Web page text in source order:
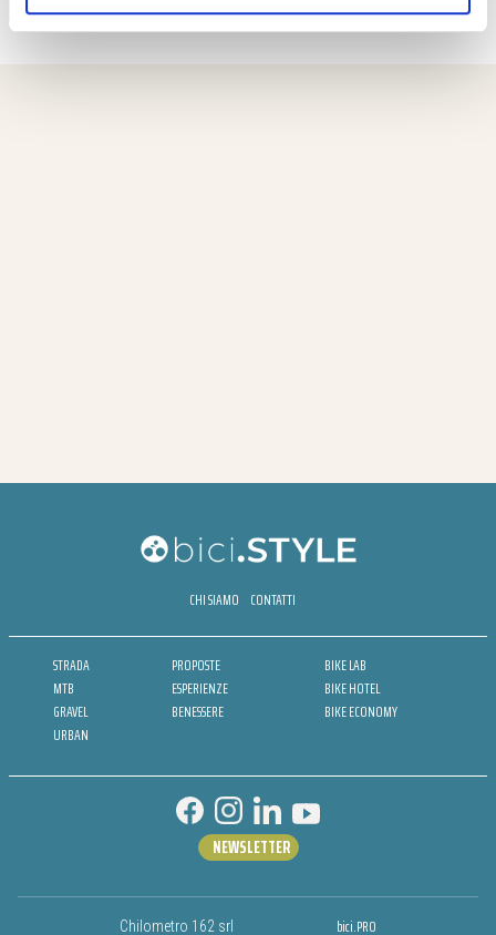
CHI SIAMO CONTATTI
STRADA
MTB
GRAVEL
URBAN
PROPOSTE
ESPERIENZE
BENESSERE
BIKE LAB
BIKE HOTEL
BIKE ECONOMY
Chilometro 162 srl bici.PRO
NEWSLETTER